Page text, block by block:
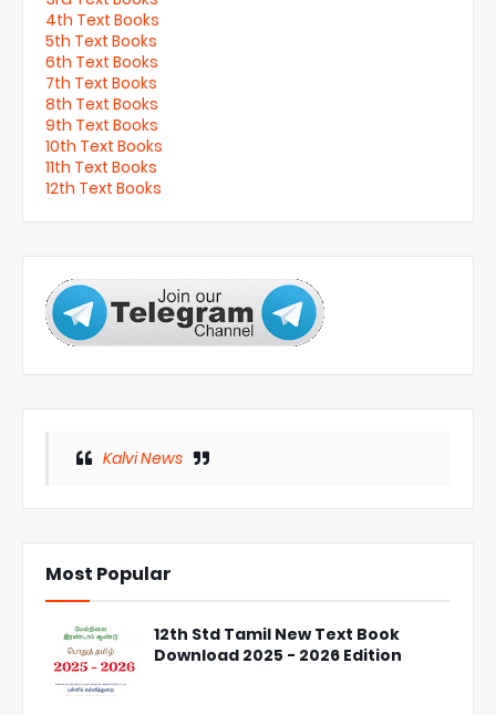
4th Text Books
5th Text Books
6th Text Books
7th Text Books
8th Text Books
9th Text Books
10th Text Books
11th Text Books
12th Text Books
Kalvi News
Most Popular
12th Std Tamil New Text Book
Download 2025 - 2026 Edition